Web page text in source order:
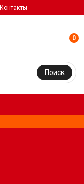
Контакты
Поиск
0